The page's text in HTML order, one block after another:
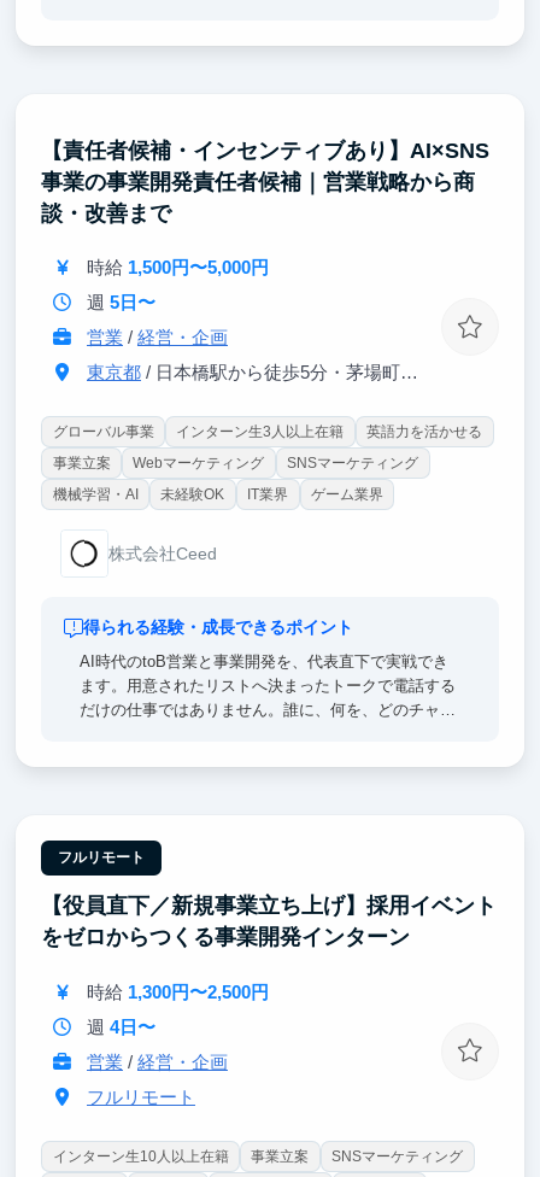
emologyは現在新規事業の立ち上げに最も力を入れて
いるフェーズです。「営業×マーケティング」の武器
を使い、コンサルするだけでなく、新しい事業をゼロ
から創り出すカオスと熱量を、当事者として味わうこ
とができます。
一緒に世の中にとって「良いもの」を創っていきまし
ょう！
【責任者候補・インセンティブあり】AI×SNS
事業の事業開発責任者候補｜営業戦略から商
談・改善まで
時給 1,500円〜5,000円
週 5日〜
営業 / 経営・企画
東京都/ 日本橋駅から徒歩5分・茅場町駅から徒歩2分
グローバル事業 インターン生3人以上在籍
英語力を活かせる
事業立案
Webマーケティング
SNSマーケティング
機械学習・AI
未経験OK IT業界 ゲーム業界
株式会社Ceed
得られる経験・成長できるポイント
AI時代のtoB営業と事業開発を、代表直下で実戦でき
ます。用意されたリストへ決まったトークで電話する
だけの仕事ではありません。誰に、何を、どのチャネ
ントを営業リサーチや文面作成、顧客分析、フォロー
へ組み込み、営業組織を強くする仕組みづくりにも挑
戦できます。成果を出せば業界や営業チャネルのオー
ナー、事業開発責任者に近い役割まで任せます。
フルリモート
【役員直下／新規事業立ち上げ】採用イベント
をゼロからつくる事業開発インターン
時給 1,300円〜2,500円
週 4日〜
営業 / 経営・企画
フルリモート
インターン生10人以上在籍 事業立案
SNSマーケティング